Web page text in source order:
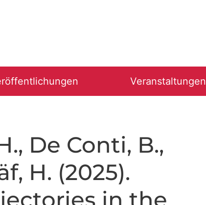
Veranstaltungen
De Conti, B.,
H. (2025).
in the